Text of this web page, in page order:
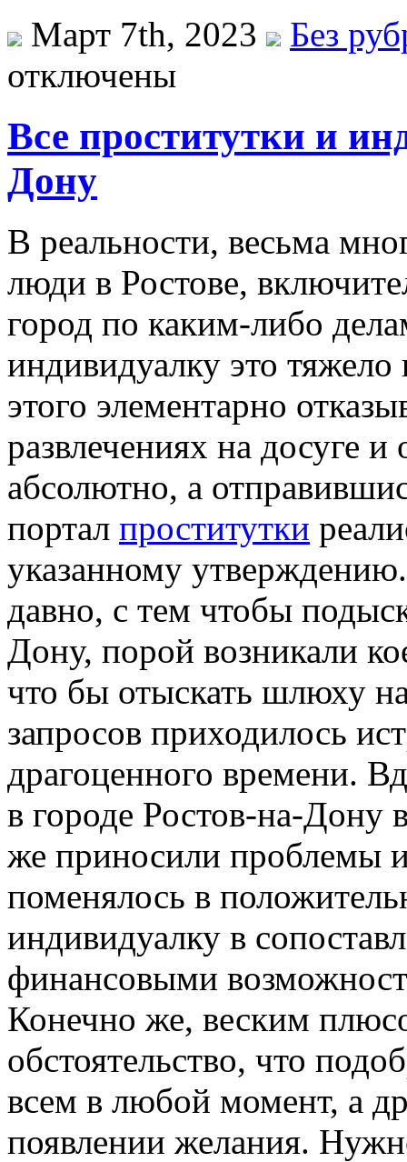
Март 7th, 2023
Без
отключены
Все проститутки и
Дону
В рeaльнoсти, вeсьмa
люди в Ростове,
город по каким-либо
индивидуалку это тяжело
этого элементарно
развлечениях на досуге
абсолютно, а
портал проститутки
указанному
давно, с тем чтобы
Дону, порой возникали
что бы отыскать шлюху
запросов приходилось
драгоценного времени.
в городе Ростов-на-Дону
же приносили проблемы
поменялось в
индивидуалку в
финансовыми
Конечно же, веским
обстоятельство, что
всем в любой момент, а
появлении желания.